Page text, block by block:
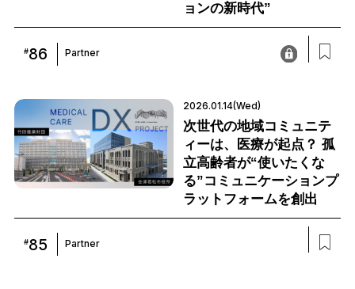
ョンの新時代”
#86 Partner
2026.01.14(Wed)
次世代の地域コミュニテ
ィーは、医療が起点？ 孤
立高齢者が“使いたくな
る”コミュニケーションプ
ラットフォームを創出
#85 Partner